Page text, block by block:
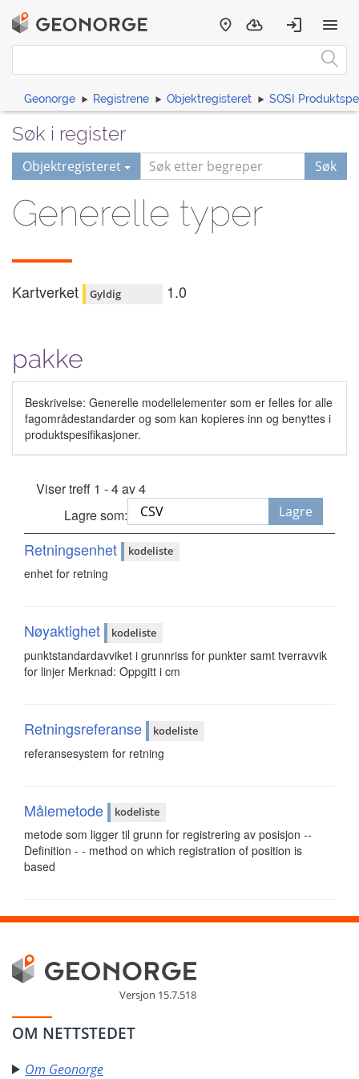
Geonorge Registrene Objektregisteret SOSI
Søk i register
Objektregisteret Søk
Generelle typer
Kartverket Gyldig 1.0
pakke
Beskrivelse: Generelle modellelementer som er felles for alle
fagområdestandarder og som kan kopieres inn og benyttes i
produktspesifikasjoner.
Viser treff 1 - 4 av 4
Lagre som:
Lagre
Retningsenhet kodeliste
enhet for retning
Nøyaktighet kodeliste
punktstandardavviket i grunnriss for punkter samt tverravvik
for linjer Merknad: Oppgitt i cm
Retningsreferanse kodeliste
referansesystem for retning
Målemetode kodeliste
metode som ligger til grunn for registrering av posisjon --
Definition - - method on which registration of position is
based